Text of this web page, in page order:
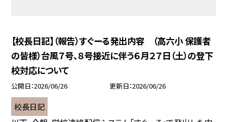
【校長日記】（報告）すぐーる発出内容 （高六小 保護者
の皆様）台風７号、８号接近に伴う６月２７日（土）の登下
校対応について
公開日 2026/06/26 更新日 2026/06/26
校長日記